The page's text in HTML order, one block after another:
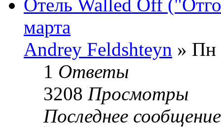
Отель Walled Off
марта
Andrey Feldshteyn » Пн
1 Ответы
3208 Просмотры
Последнее